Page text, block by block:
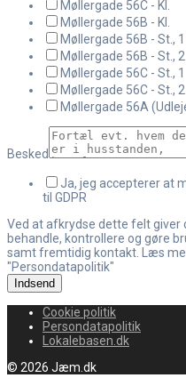
Møllergade 56C - Kl.
Møllergade 56B - Kl.
Møllergade 56B - St.,
Møllergade 56B - St., 2
Møllergade 56C - St., 1
Møllergade 56C - St., 2
Møllergade 56A
Besked
Ja, jeg accepterer at
til GDPR
Ved at afkrydse dette felt
behandle, kontrollere og gøre
samt fremtidig kontakt. Læs
"Persondatapolitik"
Indsend
Cookie politik
Persondatapolitik
Lokalebasen.dk
© 2026 Jæm.dk